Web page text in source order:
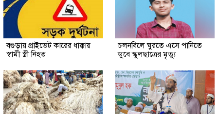
বগুড়ায় প্রাইভেট কারের ধাক্কায়
স্বামী স্ত্রী নিহত
চলনবিলে ঘুরতে এসে পানিতে
ডুবে স্কুলছাত্রের মৃত্যু